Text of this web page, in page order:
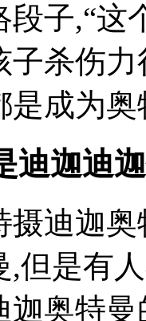
子,“这
子杀伤
是成为
迪迦迪
摄迪迦
,但是有
迦奥特